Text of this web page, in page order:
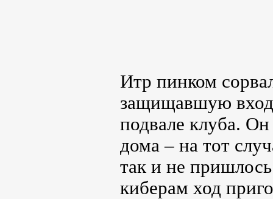
Итр пинком
защищавшую вход
подвале клуба.
дома – на тот
так и не
киберам ход